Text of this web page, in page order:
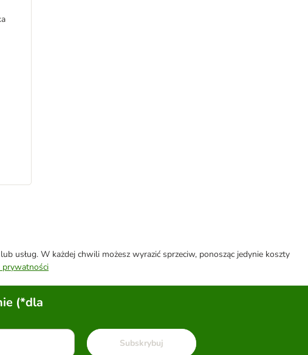
usług. W każdej chwili możesz wyrazić sprzeciw, ponosząc jedynie koszty
prywatności
(*dla
Subskrybuj